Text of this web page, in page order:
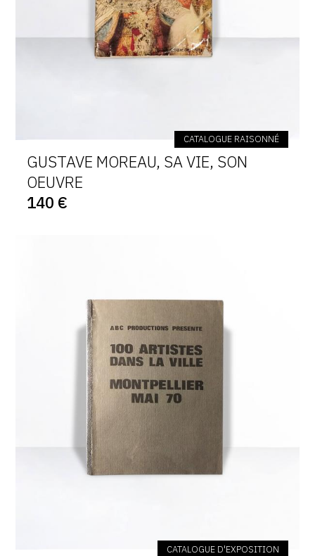
PINTEREST
CATALOGUE RAISONNÉ
GUSTAVE MOREAU, SA VIE, SON
OEUVRE
140 €
CATALOGUE D'EXPOSITION